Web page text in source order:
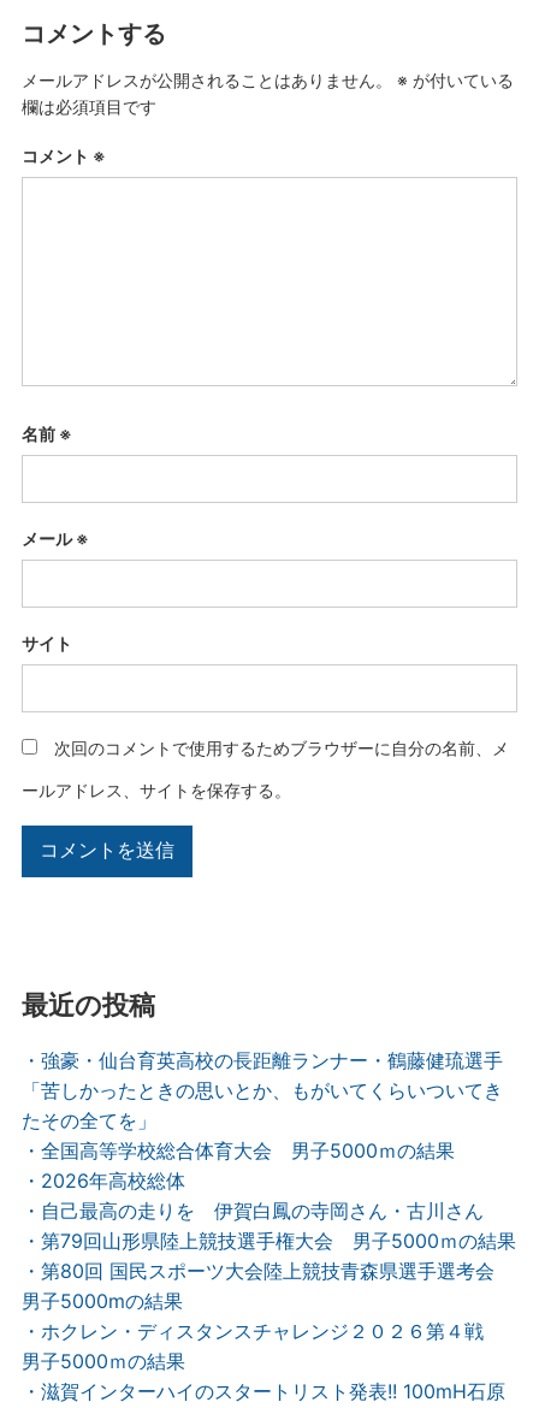
コメントする
メールアドレスが公開されることはありません。 ※ が付いている
欄は必須項目です
コメント ※
名前 ※
メール※
サイト
次回のコメントで使用するためブラウザーに自分の名前、メ
ールアドレス、サイトを保存する。
最近の投稿
・強豪・仙台育英高校の長距離ランナー・鶴藤健琉選手
「苦しかったときの思いとか、もがいてくらいついてき
たその全てを」
・全国高等学校総合体育大会 男子5000ｍの結果
・2026年高校総体
・自己最高の走りを 伊賀白鳳の寺岡さん・古川さん
・第79回山形県陸上競技選手権大会 男子5000ｍの結果
・第80回 国民スポーツ大会陸上競技青森県選手選考会
男子5000mの結果
・ホクレン・ディスタンスチャレンジ２０２６第４戦
男子5000ｍの結果
・滋賀インターハイのスタートリスト発表!! 100mH石原